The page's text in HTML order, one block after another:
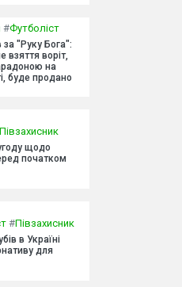
#Футболіст
за "Руку Бога":
взяття воріт,
на
буде продано
Півзахисник
щодо
початком
#Півзахисник
в Україні
для